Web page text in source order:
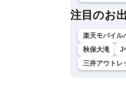
注目のお
楽天モバイル
秋保大滝
J
三井アウトレ